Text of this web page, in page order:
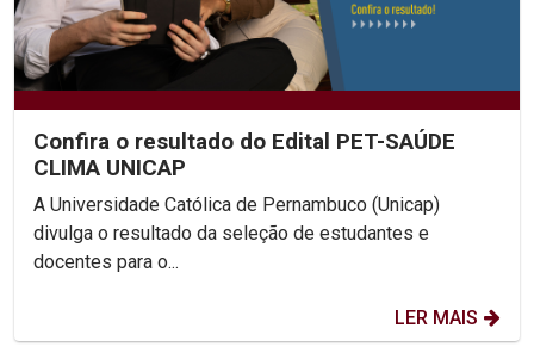
Confira o resultado do Edital PET-SAÚDE
CLIMA UNICAP
A Universidade Católica de Pernambuco (Unicap)
divulga o resultado da seleção de estudantes e
docentes para o...
LER MAIS